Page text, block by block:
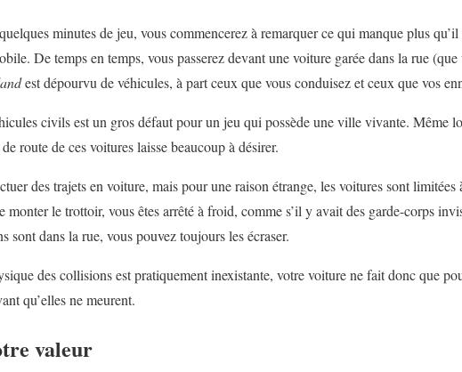
minutes de jeu, vous commencerez à remarquer ce qui manque plus qu’il
De temps en temps, vous passerez devant une voiture garée dans la rue
est dépourvu de véhicules, à part ceux que vous conduisez et ceux que vos
civils est un gros défaut pour un jeu qui possède une ville vivante. Même
route de ces voitures laisse beaucoup à désirer.
des trajets en voiture, mais pour une raison étrange, les voitures sont
monter le trottoir, vous êtes arrêté à froid, comme s’il y avait des garde-corps
sont dans la rue, vous pouvez toujours les écraser.
des collisions est pratiquement inexistante, votre voiture ne fait donc que
qu’elles ne meurent.
valeur